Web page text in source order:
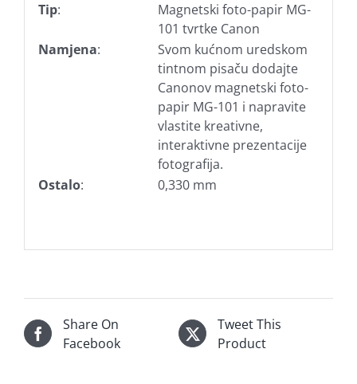
Tip:
Magnetski foto-papir MG-
101 tvrtke Canon
Namjena:
Svom kućnom uredskom
tintnom pisaču dodajte
Canonov magnetski foto-
papir MG-101 i napravite
vlastite kreativne,
interaktivne prezentacije
fotografija.
Ostalo: 0,330 mm
Share On
Facebook
Tweet This
Product